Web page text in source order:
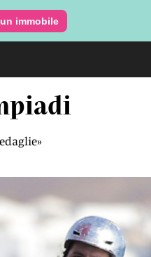
immobile